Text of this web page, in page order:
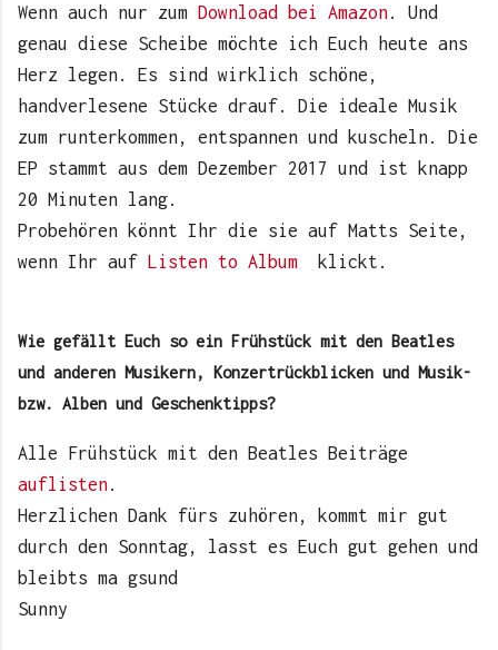
Wenn auch nur zum Download bei Amazon. Und
genau diese Scheibe möchte ich Euch heute ans
Herz legen. Es sind wirklich schöne,
handverlesene Stücke drauf. Die ideale Musik
zum runterkommen, entspannen und kuscheln. Die
EP stammt aus dem Dezember 2017 und ist knapp
20 Minuten lang.
Probehören könnt Ihr die sie auf Matts Seite,
wenn Ihr auf Listen to Album klickt.
Wie gefällt Euch so ein Frühstück mit den Beatles
und anderen Musikern, Konzertrückblicken und Musik-
bzw. Alben und Geschenktipps?
Alle Frühstück mit den Beatles Beiträge
auflisten.
Herzlichen Dank fürs zuhören, kommt mir gut
durch den Sonntag, lasst es Euch gut gehen und
bleibts ma gsund
Sunny